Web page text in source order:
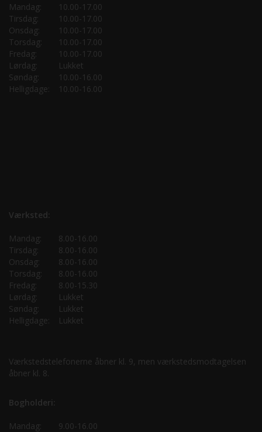
Mandag:
10.00-17.00
Tirsdag:
10.00-17.00
Onsdag:
10.00-17.00
Torsdag:
10.00-17.00
Fredag:
10.00-17.00
Lørdag:
Lukket
Søndag:
10.00-16.00
Helligdage:
10.00-16.00
Værksted:
Mandag:
8.00-16.00
Tirsdag:
8.00-16.00
Onsdag:
8.00-16.00
Torsdag:
8.00-16.00
Fredag:
8.00-15.30
Lørdag:
Lukket
Søndag:
Lukket
Helligdage:
Lukket
Værkstedstelefonerne åbner kl. 9, men værkstedsmodtagelsen
åbner kl. 8.
Bogholderi:
Mandag:
9.00-16.00